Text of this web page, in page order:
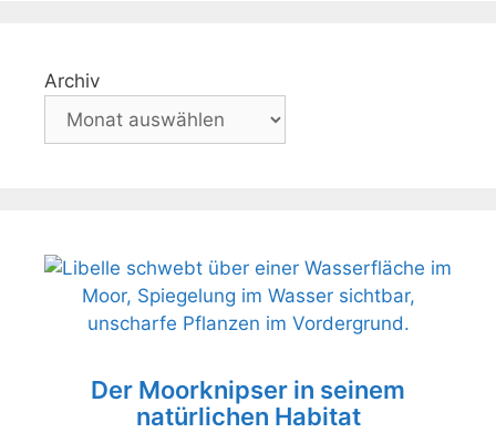
Archiv
Der Moorknipser in seinem
natürlichen Habitat